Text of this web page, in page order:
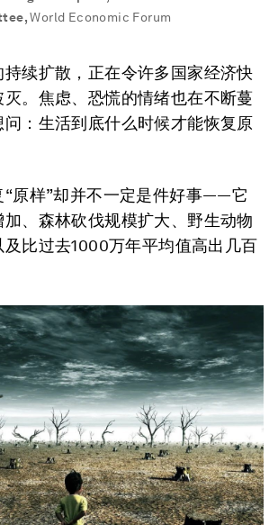
, World Economic Forum
续扩散，正在令许多国家经济快
。焦虑、恐慌的情绪也在不断蔓
：生活到底什么时候才能恢复原
“原样”却并不一定是件好事——它
、森林砍伐规模扩大、野生动物
比过去1000万年平均值高出几百